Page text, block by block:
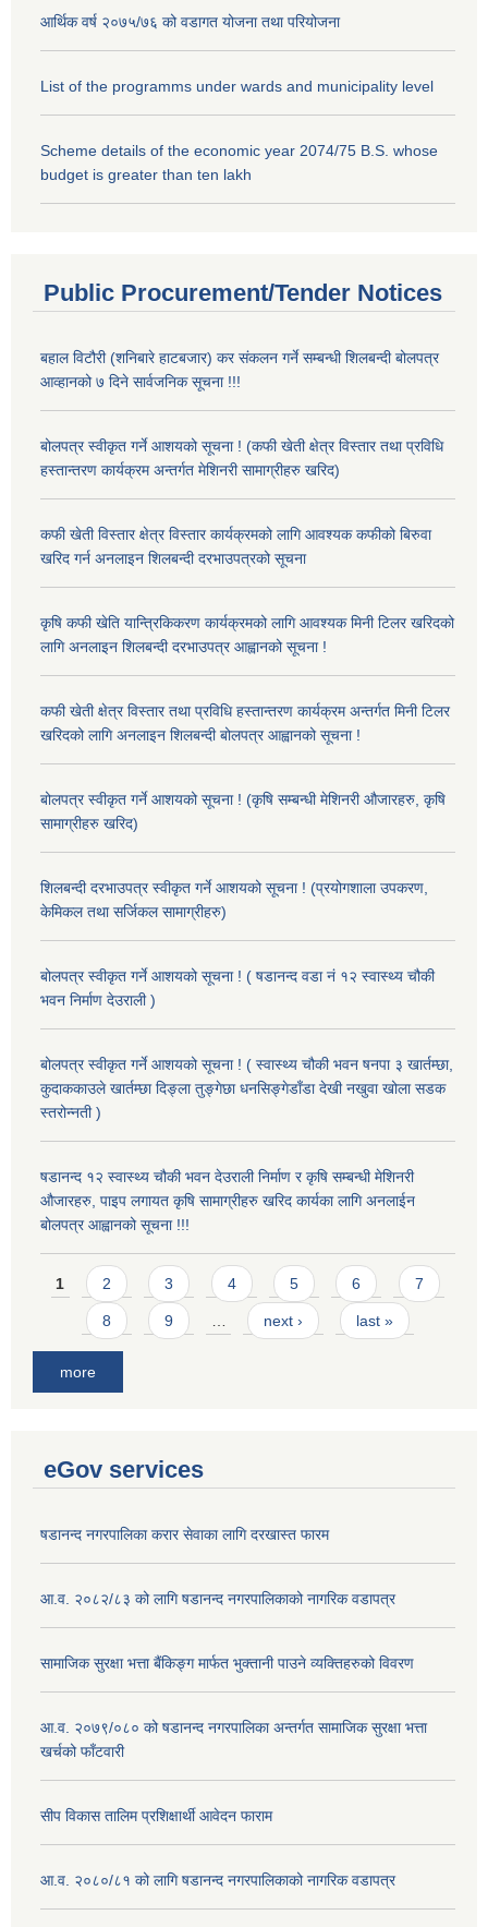
आर्थिक वर्ष २०७५/७६ को वडागत योजना तथा परियोजना
List of the programms under wards and municipality level
Scheme details of the economic year 2074/75 B.S. whose
budget is greater than ten lakh
Public Procurement/Tender Notices
बहाल विटौरी (शनिबारे हाटबजार) कर संकलन गर्ने सम्बन्धी शिलबन्दी बोलपत्र
आव्हानको ७ दिने सार्वजनिक सूचना !!!
बोलपत्र स्वीकृत गर्ने आशयको सूचना ! (कफी खेती क्षेत्र विस्तार तथा प्रविधि
हस्तान्तरण कार्यक्रम अन्तर्गत मेशिनरी सामाग्रीहरु खरिद)
कफी खेती विस्तार क्षेत्र विस्तार कार्यक्रमको लागि आवश्यक कफीको बिरुवा
खरिद गर्न अनलाइन शिलबन्दी दरभाउपत्रको सूचना
कृषि कफी खेति यान्त्रिकिकरण कार्यक्रमको लागि आवश्यक मिनी टिलर खरिदको
लागि अनलाइन शिलबन्दी दरभाउपत्र आह्वानको सूचना !
कफी खेती क्षेत्र विस्तार तथा प्रविधि हस्तान्तरण कार्यक्रम अन्तर्गत मिनी टिलर
खरिदको लागि अनलाइन शिलबन्दी बोलपत्र आह्वानको सूचना !
बोलपत्र स्वीकृत गर्ने आशयको सूचना ! (कृषि सम्बन्धी मेशिनरी औजारहरु, कृषि
सामाग्रीहरु खरिद)
शिलबन्दी दरभाउपत्र स्वीकृत गर्ने आशयको सूचना ! (प्रयोगशाला उपकरण,
केमिकल तथा सर्जिकल सामाग्रीहरु)
बोलपत्र स्वीकृत गर्ने आशयको सूचना ! ( षडानन्द वडा नं १२ स्वास्थ्य चौकी
भवन निर्माण देउराली )
बोलपत्र स्वीकृत गर्ने आशयको सूचना ! ( स्वास्थ्य चौकी भवन षनपा ३ खार्तम्छा,
कुदाककाउले खार्तम्छा दिङ्ला तुङ्गेछा धनसिङ्गेडाँडा देखी नखुवा खोला सडक
स्तरोन्नती )
षडानन्द १२ स्वास्थ्य चौकी भवन देउराली निर्माण र कृषि सम्बन्धी मेशिनरी
औजारहरु, पाइप लगायत कृषि सामाग्रीहरु खरिद कार्यका लागि अनलाईन
बोलपत्र आह्वानको सूचना !!!
Pages
1 2 3 4 5 6 7
8 9 … next › last »
more
eGov services
षडानन्द नगरपालिका करार सेवाका लागि दरखास्त फारम
आ.व. २०८२/८३ को लागि षडानन्द नगरपालिकाको नागरिक वडापत्र
सामाजिक सुरक्षा भत्ता बैंकिङ्ग मार्फत भुक्तानी पाउने व्यक्तिहरुको विवरण
आ.व. २०७९/०८० को षडानन्द नगरपालिका अन्तर्गत सामाजिक सुरक्षा भत्ता
खर्चको फाँटवारी
सीप विकास तालिम प्रशिक्षार्थी आवेदन फाराम
आ.व. २०८०/८१ को लागि षडानन्द नगरपालिकाको नागरिक वडापत्र